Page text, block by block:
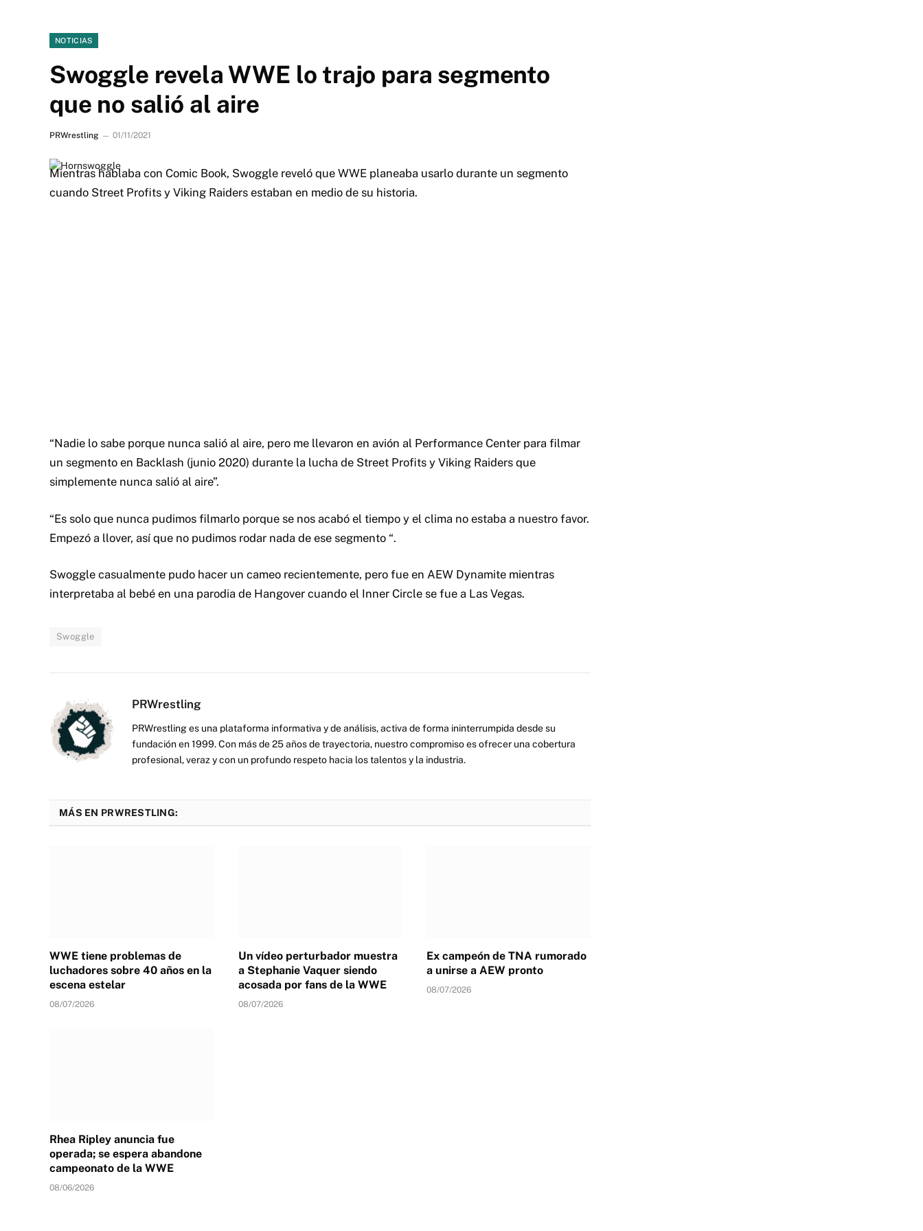
NOTICIAS
Swoggle revela WWE lo trajo para segmento
que no salió al aire
PRWrestling 01/11/2021
Mientras hablaba con Comic Book, Swoggle reveló que WWE planeaba usarlo durante un segmento
cuando Street Profits y Viking Raiders estaban en medio de su historia.
“Nadie lo sabe porque nunca salió al aire, pero me llevaron en avión al Performance Center para filmar
un segmento en Backlash (junio 2020) durante la lucha de Street Profits y Viking Raiders que
simplemente nunca salió al aire”.
“Es solo que nunca pudimos filmarlo porque se nos acabó el tiempo y el clima no estaba a nuestro favor.
Empezó a llover, así que no pudimos rodar nada de ese segmento “.
Swoggle casualmente pudo hacer un cameo recientemente, pero fue en AEW Dynamite mientras
interpretaba al bebé en una parodia de Hangover cuando el Inner Circle se fue a Las Vegas.
Swoggle
PRWrestling
PRWrestling es una plataforma informativa y de análisis, activa de forma ininterrumpida desde su
fundación en 1999. Con más de 25 años de trayectoria, nuestro compromiso es ofrecer una cobertura
profesional, veraz y con un profundo respeto hacia los talentos y la industria.
MÁS EN PRWRESTLING:
WWE tiene problemas de
luchadores sobre 40 años en la
escena estelar
08/07/2026
Un vídeo perturbador muestra
a Stephanie Vaquer siendo
acosada por fans de la WWE
08/07/2026
Ex campeón de TNA rumorado
a unirse a AEW pronto
08/07/2026
Rhea Ripley anuncia fue
operada; se espera abandone
campeonato de la WWE
08/06/2026